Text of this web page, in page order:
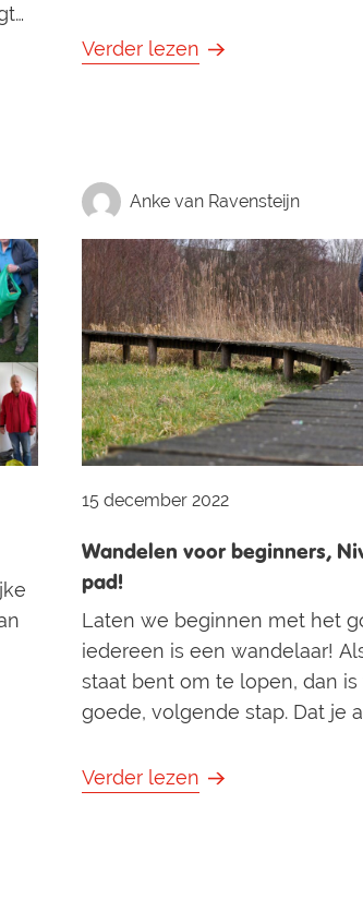
rivieren. Er zijn op diverse
Verder lezen
Anke van Ravensteijn
15 december 2022
Wandelen voor beginners,
pad!
Laten we beginnen met het
iedereen is een wandelaar!
staat bent om te lopen, dan
goede, volgende stap. Dat je
wandeltochten loopt, wil niets
Verder lezen